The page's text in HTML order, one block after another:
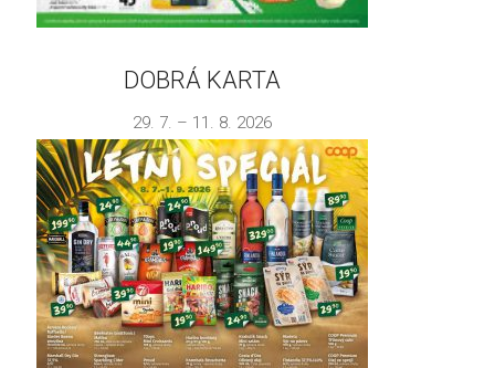
DOBRÁ KARTA
29. 7. – 11. 8. 2026